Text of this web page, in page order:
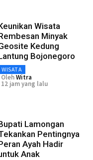
Wisata
Minyak
Kedung
Bojonegoro
WISATA
OlehWitra
12 jam yang lalu
Lamongan
Pentingnya
Ayah Hadir
Anak